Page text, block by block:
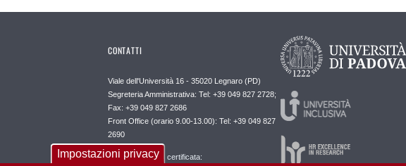
CONTATTI
Viale dell'Università 16 - 35020 Legnaro (PD)
Segreteria Amministrativa: Tel: +39 049 827 2728;
Fax: +39 049 827 2686
Front Office (orario 9.00-13.00): Tel: +39 049 827
2690
Posta elettronica certificata:
Impostazioni privacy